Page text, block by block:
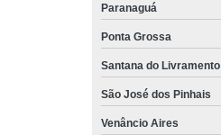
Paranaguá
Ponta Grossa
Santana do Livramento
São José dos Pinhais
Venâncio Aires